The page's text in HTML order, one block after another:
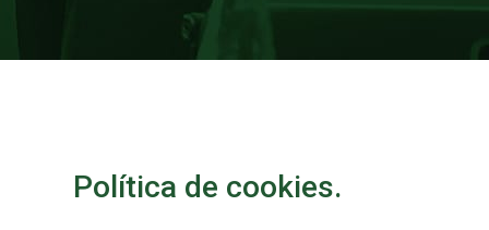
Política de cookies.